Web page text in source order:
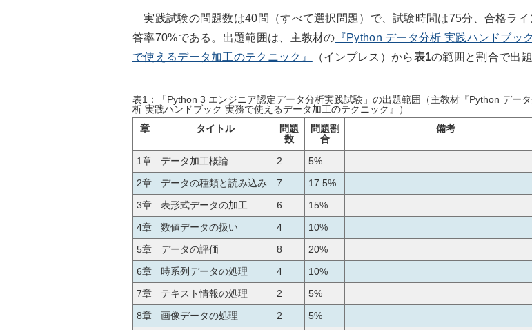
実践試験の問題数は40問（すべて選択問題）で、試験時間は75分、合格ライ
答率70%である。出題範囲は、主教材の 『Python データ分析 実践ハンドブッ
で使えるデータ加工のテクニック』
（インプレス）から表1の範囲と割合で出題
表1：「Python 3 エンジニア認定データ分析実践試験」の出題範囲（主教材『Python デー
析 実践ハンドブック 実務で使えるデータ加工のテクニック』）
章
タイトル
問題
数
問題割
合
備考
1章 データ加工概論 2
5%
2章
データの種類と読み込み 7
17.5%
3章
表形式データの加工 6
15%
4章
数値データの扱い 4
10%
5章
データの評価 8
20%
6章
時系列データの処理 4
10%
7章
テキスト情報の処理 2
5%
8章
画像データの処理 2
5%